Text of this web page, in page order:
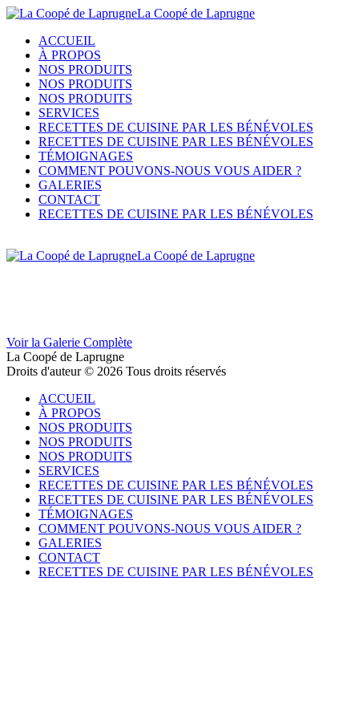
La Coopé de Laprugne
ACCUEIL
À PROPOS
NOS PRODUITS
NOS PRODUITS
NOS PRODUITS
SERVICES
RECETTES DE CUISINE PAR LES BÉNÉVOLES
RECETTES DE CUISINE PAR LES BÉNÉVOLES
TÉMOIGNAGES
COMMENT POUVONS-NOUS VOUS AIDER ?
GALERIES
CONTACT
RECETTES DE CUISINE PAR LES BÉNÉVOLES
La Coopé de Laprugne
Voir la Galerie Complète
La Coopé de Laprugne
Droits d'auteur © 2026 Tous droits réservés
ACCUEIL
À PROPOS
NOS PRODUITS
NOS PRODUITS
NOS PRODUITS
SERVICES
RECETTES DE CUISINE PAR LES BÉNÉVOLES
RECETTES DE CUISINE PAR LES BÉNÉVOLES
TÉMOIGNAGES
COMMENT POUVONS-NOUS VOUS AIDER ?
GALERIES
CONTACT
RECETTES DE CUISINE PAR LES BÉNÉVOLES